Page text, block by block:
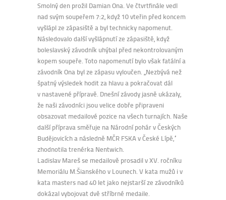
Smolný den prožil Damian Ona. Ve čtvrtfinále vedl
nad svým soupeřem 7:2, když 10 vteřin před koncem
vyšlápl ze zápasiště a byl technicky napomenut.
Následovalo další vyšlápnutí ze zápasiště, když
boleslavský závodník uhýbal před nekontrolovaným
kopem soupeře. Toto napomenutí bylo však fatální a
závodník Ona byl ze zápasu vyloučen. ,,Nezbývá než
špatný výsledek hodit za hlavu a pokračovat dál
v nastavené přípravě. Dnešní závody jasně ukázaly,
že naši závodníci jsou velice dobře připraveni
obsazovat medailové pozice na všech turnajích. Naše
další příprava směřuje na Národní pohár v Českých
Budějovicích a následně MČR FSKA v České Lípě,“
zhodnotila trenérka Nentwich.
Ladislav Mareš se medailově prosadil v XV. ročníku
Memoriálu M.Šianského v Lounech. V kata mužů i v
kata masters nad 40 let jako nejstarší ze závodníků
dokázal vybojovat dvě stříbrné medaile.